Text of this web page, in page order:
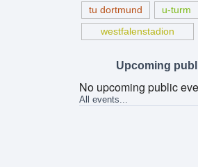
tu dortmund
u-turm
westfalenstadion
Upcoming
No upcoming public
All events...